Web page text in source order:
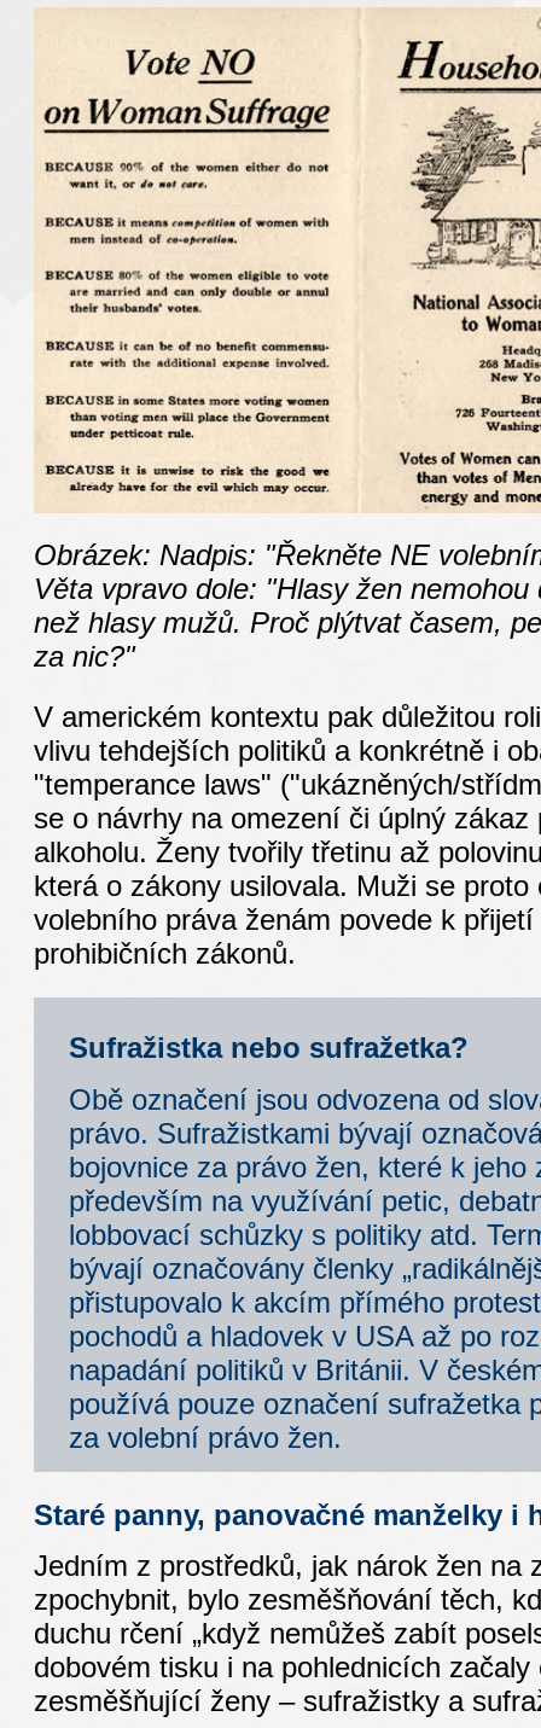
Obrázek: Nadpis: "Řekněte NE
Věta vpravo dole: "Hlasy žen
než hlasy mužů. Proč plýtvat časem,
za nic?"
V americkém kontextu pak důležitou
vlivu tehdejších politiků a konkrétně i
"temperance laws" ("ukázněných/
se o návrhy na omezení či úplný zákaz
alkoholu. Ženy tvořily třetinu až
která o zákony usilovala. Muži se
volebního práva ženám povede k
prohibičních zákonů.
Sufražistka nebo sufražetka?
Obě označení jsou odvozena od
právo. Sufražistkami bývají
bojovnice za právo žen, které k jeho
především na využívání petic,
lobbovací schůzky s politiky atd.
bývají označovány členky
přistupovalo k akcím přímého
pochodů a hladovek v USA až po
napadání politiků v Británii. V
používá pouze označení sufražetka
za volební právo žen.
Staré panny, panovačné manželky i
Jedním z prostředků, jak nárok žen na
zpochybnit, bylo zesměšňování těch,
duchu rčení „když nemůžeš zabít
dobovém tisku i na pohlednicích
zesměšňující ženy – sufražistky a